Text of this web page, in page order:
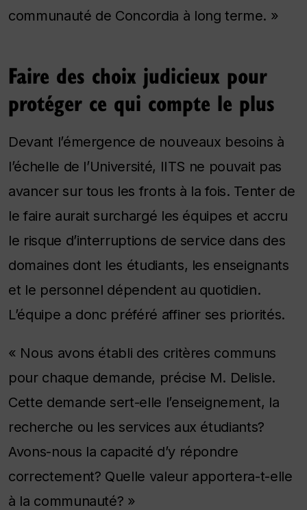
communauté de Concordia à long terme. »
Faire des choix judicieux pour
protéger ce qui compte le plus
Devant l’émergence de nouveaux besoins à
l’échelle de l’Université, IITS ne pouvait pas
avancer sur tous les fronts à la fois. Tenter de
le faire aurait surchargé les équipes et accru
le risque d’interruptions de service dans des
domaines dont les étudiants, les enseignants
et le personnel dépendent au quotidien.
L’équipe a donc préféré affiner ses priorités.
« Nous avons établi des critères communs
pour chaque demande, précise M. Delisle.
Cette demande sert-elle l’enseignement, la
recherche ou les services aux étudiants?
Avons-nous la capacité d’y répondre
correctement? Quelle valeur apportera-t-elle
à la communauté? »